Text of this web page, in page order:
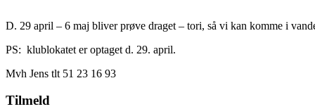
D. 29 april – 6 maj bliver prøve draget – tori, så vi kan komme i
PS: klublokatet er optaget d. 29. april.
Mvh Jens tlt 51 23 16 93
Tilmeld